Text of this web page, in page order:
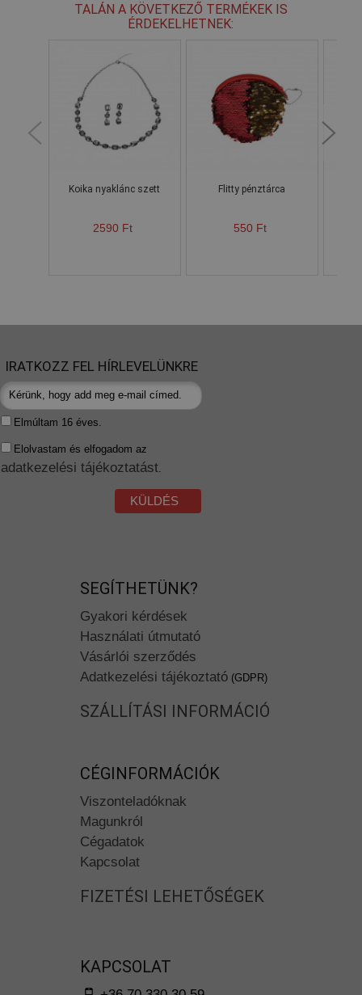
TALÁN A KÖVETKEZŐ TERMÉKEK IS
ÉRDEKELHETNEK:
Koika nyaklánc szett
2590 Ft
Flitty pénztárca
550 Ft
IRATKOZZ FEL HÍRLEVELÜNKRE
Elmúltam 16 éves.
Elolvastam és elfogadom az
adatkezelési tájékoztatást
KÜLDÉS
SEGÍTHETÜNK?
Gyakori kérdések
Használati útmutató
Vásárlói szerződés
Adatkezelési tájékoztató (GDPR)
SZÁLLÍTÁSI INFORMÁCIÓ
CÉGINFORMÁCIÓK
Viszonteladóknak
Magunkról
Cégadatok
Kapcsolat
FIZETÉSI LEHETŐSÉGEK
KAPCSOLAT